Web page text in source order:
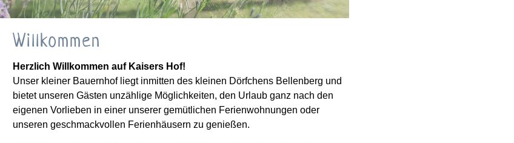
Willkommen
Herzlich Willkommen auf Kaisers Hof!
Unser kleiner Bauernhof liegt inmitten des kleinen Dörfchens Bellenberg und
bietet unseren Gästen unzählige Möglichkeiten, den Urlaub ganz nach den
eigenen Vorlieben in einer unserer gemütlichen Ferienwohnungen oder
unseren geschmackvollen Ferienhäusern zu genießen.